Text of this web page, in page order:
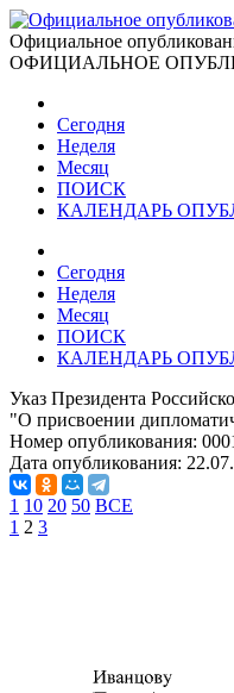
Официальное
ОФИЦИАЛЬНОЕ
Сегодня
Неделя
Месяц
ПОИСК
КАЛЕНДАРЬ
Сегодня
Неделя
Месяц
ПОИСК
КАЛЕНДАРЬ
Указ Президента
"О присвоении
Номер опубликования:
Дата опубликования:
1 10 20 50 ВСЕ
1 2 3